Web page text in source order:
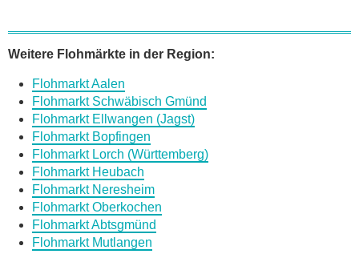
E-Mail
Daten des Flohmarkts
Name des Flohmarkts
Weitere Flohmärkte in der Region:
Flohmarkt Aalen
Flohmarkt Schwäbisch Gmünd
Flohmarkt Ellwangen (Jagst)
Flohmarkt Bopfingen
Flohmarkt Lorch (Württemberg)
Flohmarkt Heubach
Flohmarkt Neresheim
Flohmarkt Oberkochen
Flohmarkt Abtsgmünd
Flohmarkt Mutlangen